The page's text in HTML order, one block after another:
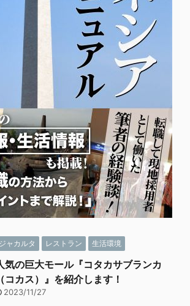
ジャカルタ レストラン 生活環境
気の巨大モール『コタカサブランカ
（コカス）』を紹介します！
2023/11/27